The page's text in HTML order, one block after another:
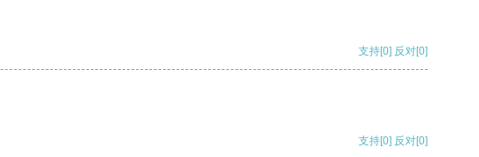
支持[0] 反对[0]
支持[0] 反对[0]